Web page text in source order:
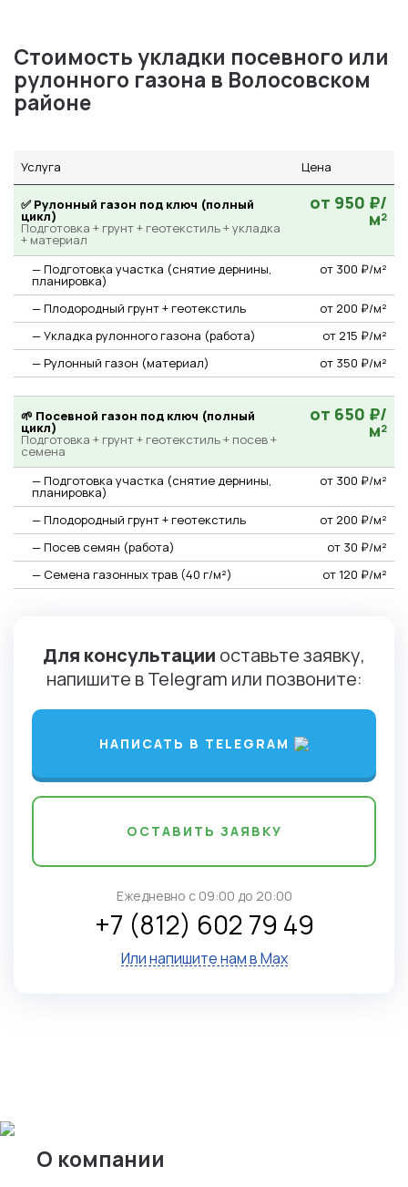
Стоимость укладки посевного или
рулонного газона в Волосовском
районе
Услуга Цена
✅ Рулонный газон под ключ (полный
цикл)
Подготовка + грунт + геотекстиль + укладка
+ материал
от 950 ₽/
м²
— Подготовка участка (снятие дернины,
планировка)
от 300 ₽/м²
— Плодородный грунт + геотекстиль
от 200 ₽/м²
— Укладка рулонного газона (работа)
от 215 ₽/м²
— Рулонный газон (материал)
от 350 ₽/м²
🌱 Посевной газон под ключ (полный
цикл)
Подготовка + грунт + геотекстиль + посев +
семена
от 650 ₽/
м²
— Подготовка участка (снятие дернины,
планировка)
от 300 ₽/м²
— Плодородный грунт + геотекстиль
от 200 ₽/м²
— Посев семян (работа)
от 30 ₽/м²
— Семена газонных трав (40 г/м²)
от 120 ₽/м²
Для консультации оставьте заявку,
напишите в Telegram или позвоните:
НАПИСАТЬ В TELEGRAM
ОСТАВИТЬ ЗАЯВКУ
Ежедневно c 09:00 до 20:00
+7 (812) 602 79 49
Или напишите нам в Max
О компании